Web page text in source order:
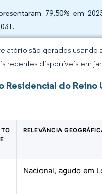
79,50% em
são gerados
recentes disponíveis em
do Reino
RELEVÂNCIA
Nacional, agudo em